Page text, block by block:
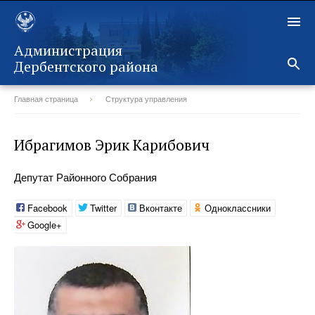
Администрация
Дербентского района
Главная страница Структура управления
Ибрагимов Эрик Карибович
Депутат Районного Собрания
Facebook Twitter Вконтакте
Одноклассники
Google+